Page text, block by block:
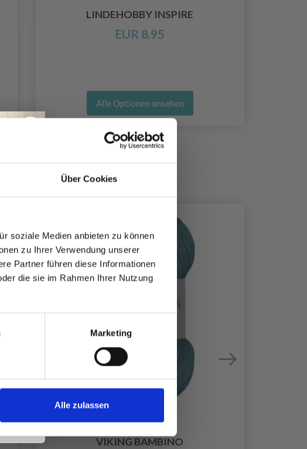
Über Cookies
soziale Medien anbieten zu können
zu Ihrer Verwendung unserer
Partner führen diese Informationen
die sie im Rahmen Ihrer Nutzung
Marketing
Alle zulassen
LINDEHOBBY INSPIRE
EUR 8.95
Alle Optionen ansehen
VIKING BAMBINO